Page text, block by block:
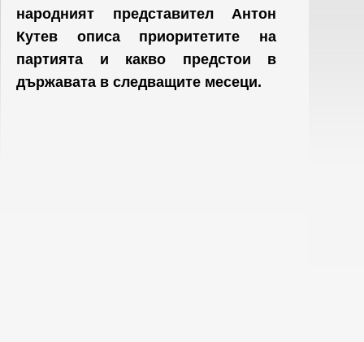
народният представител Антон
Кутев описа приоритетите на
партията и какво предстои в
държавата в следващите месеци.